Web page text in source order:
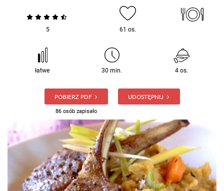
5 61 os.
łatwe 30 min. 4 os.
POBIERZ PDF
86 osób zapisało
UDOSTĘPNIJ